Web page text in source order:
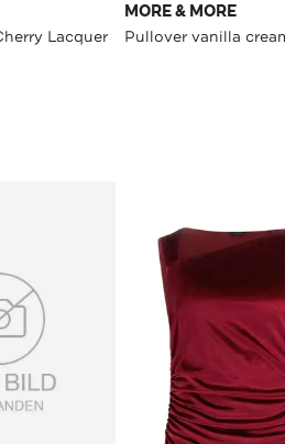
Lacquer
MORE & MORE
Pullover vanilla